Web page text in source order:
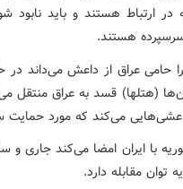
ارتباط هستند و باید نابود
هستند.
حامی عراق از داعش می‌داند در
(هتلها) قسد به عراق منتقل
می‌کند که مورد حمایت
با ایران امضا می‌کند جاری
مقابله دارد.